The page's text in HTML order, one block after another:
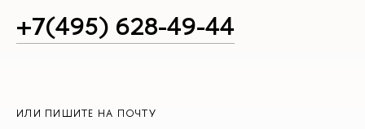
+7(495) 628-49-44
ИЛИ ПИШИТЕ НА ПОЧТУ